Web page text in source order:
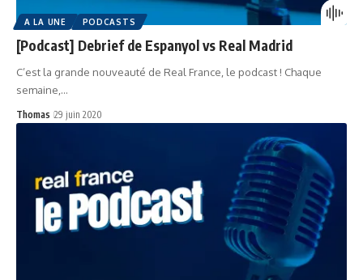
A LA UNE PODCASTS
[Podcast] Debrief de Espanyol vs Real Madrid
C’est la grande nouveauté de Real France, le podcast ! Chaque
semaine,…
Thomas 29 juin 2020